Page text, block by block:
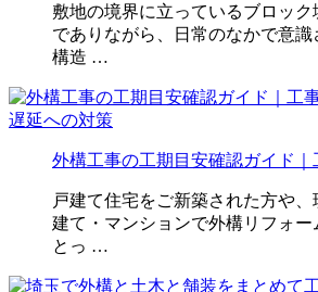
敷地の境界に立っているブロッ
でありながら、日常のなかで意
構造 …
外構工事の工期目安確認ガイド
戸建て住宅をご新築された方や
建て・マンションで外構リフォー
とっ …